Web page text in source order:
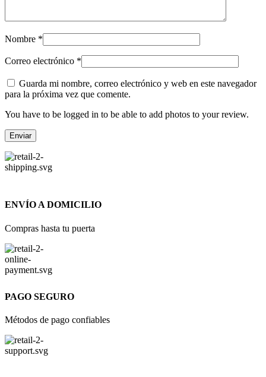
Nombre *
Correo electrónico *
Guarda mi nombre, correo electrónico y web en este navegador
para la próxima vez que comente.
You have to be logged in to be able to add photos to your review.
ENVÍO A DOMICILIO
Compras hasta tu puerta
PAGO SEGURO
Métodos de pago confiables